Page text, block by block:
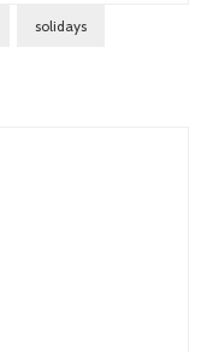
solidays